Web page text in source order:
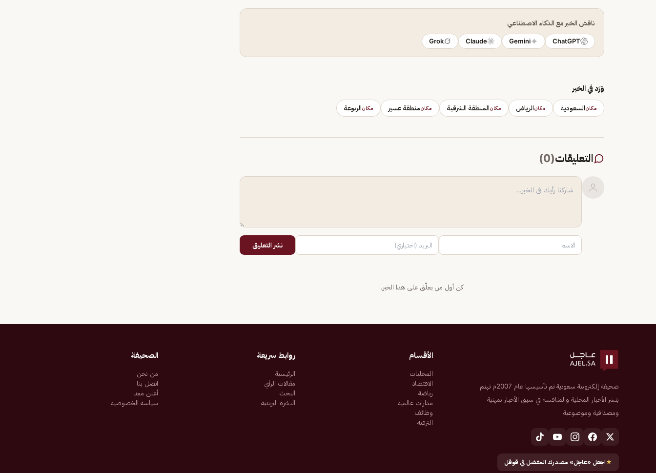
ناقش الخبر مع الذكاء الاصطناعي
ChatGPT
Gemini
Claude
Grok
وَرَد في الخبر
مكانالسعودية مكانالرياض مكانالمنطقة الشرقية مكانمنطقة عسير مكانالربوعة
التعليقات(
0
)
نشر التعليق
كن أول من يعلّق على هذا الخبر.
صحيفة إلكترونية سعودية تم تأسيسها عام 2007م تهتم
بنشر الأخبار المحلية والمنافسة في سبق الأخبار بمهنية
ومصداقية وموضوعية
★اجعل «عاجل» مصدرك المفضل في قوقل
الأقسام
المحليات
الاقتصاد
رياضة
مدارات عالمية
وظائف
الترفيه
روابط سريعة
الرئيسية
مقالات الرأي
البحث
النشرة البريدية
الصحيفة
من نحن
اتصل بنا
أعلن معنا
سياسة الخصوصية